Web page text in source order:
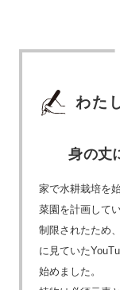
わた
身の丈
家で水耕栽培を
菜園を計画して
制限されたため
に見ていた
始めました。